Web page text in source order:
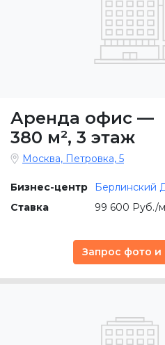
Аренда офис —
380 м², 3 этаж
Москва, Петровка, 5
Бизнес-центр
Берлинский
Ставка
99 600 Руб./
Запрос фото и